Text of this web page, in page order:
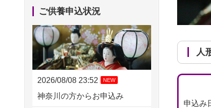
申込み
ご供養申込状況
2026/08/08 23:52 NEW
神奈川の方からお申込み